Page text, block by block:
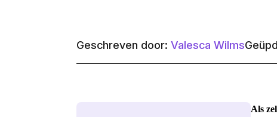
Geschreven door: Valesca Wilms
Als